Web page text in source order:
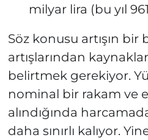
milyar lira (bu yıl
Söz konusu artışın
artışlarından
belirtmek gerekiyor.
nominal bir rakam ve
alındığında
daha sınırlı kalıyor.